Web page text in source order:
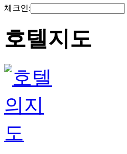
체크인:
호텔지도